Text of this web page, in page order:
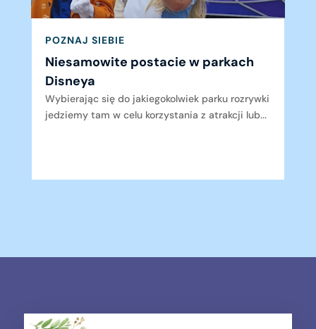
Niesamowite postacie w parkach
Disneya
POZNAJ SIEBIE
Wybierając się do jakiegokolwiek parku rozrywki
jedziemy tam w celu korzystania z atrakcji lub...